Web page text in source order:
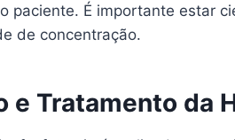
paciente. É importante estar
de concentração.
e Tratamento da